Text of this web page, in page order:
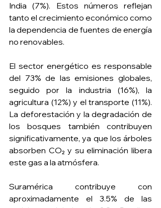
India (7%). Estos números reflejan
tanto el crecimiento económico como
la dependencia de fuentes de energía
no renovables.
El sector energético es responsable
del 73% de las emisiones globales,
seguido por la industria (16%), la
agricultura (12%) y el transporte (11%).
La deforestación y la degradación de
los bosques también contribuyen
significativamente, ya que los árboles
absorben CO₂ y su eliminación libera
este gas a la atmósfera.
Suramérica contribuye con
aproximadamente el 3.5% de las